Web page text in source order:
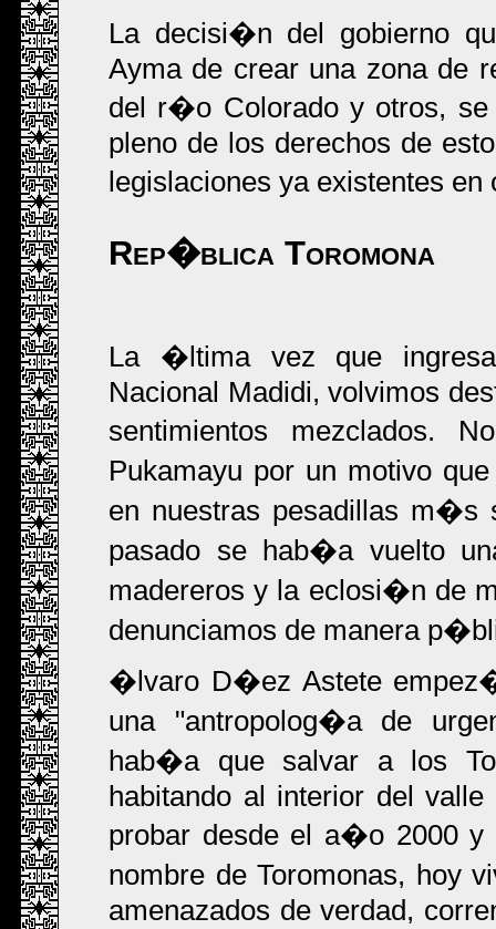
La decisi�n del gobierno
Ayma de crear una zona de
del r�o Colorado y otros,
pleno de los derechos de
legislaciones ya existentes
Rep�blica Toromona
La �ltima vez que
Nacional Madidi, volvimos
sentimientos mezclados.
Pukamayu por un motivo
en nuestras pesadillas m�s
pasado se hab�a vuelto
madereros y la eclosi�n de
denunciamos de manera
�lvaro D�ez Astete
una "antropolog�a de
hab�a que salvar a los
habitando al interior del
probar desde el a�o 2000
nombre de Toromonas, hoy
amenazados de verdad,